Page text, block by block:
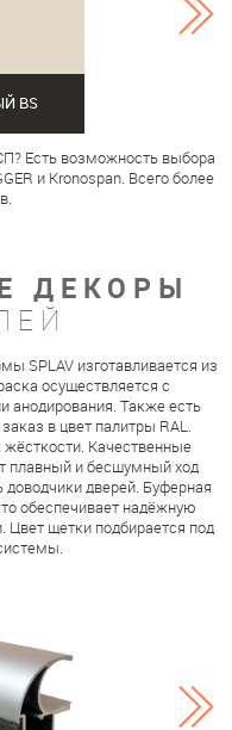
BS
Есть возможность выбора
и Kronospan. Всего более
ДЕКОРЫ
SPLAV изготавливается из
осуществляется с
анодирования. Также есть
в цвет палитры RAL.
Качественные
плавный и бесшумный ход
дверей. Буферная
обеспечивает надёжную
Цвет щетки подбирается под